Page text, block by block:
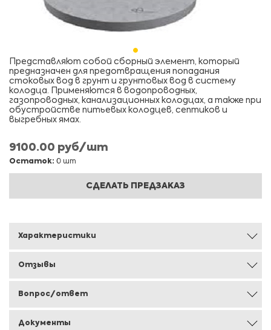
Представляют собой сборный элемент, который
предназначен для предотвращения попадания
стоковых вод в грунт и грунтовых вод в систему
колодца. Применяются в водопроводных,
газопроводных, канализационных колодцах, а также при
обустройстве питьевых колодцев, септиков и
выгребных ямах.
9100.00 руб/шт
Остаток: 0 шт
СДЕЛАТЬ ПРЕДЗАКАЗ
Характеристики
Отзывы
Вопрос/ответ
Документы